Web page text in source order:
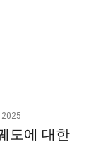
2025
도에 대한